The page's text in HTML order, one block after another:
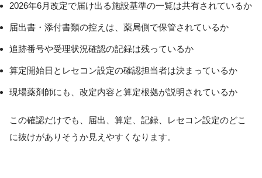
2026年6月改定で届け出る施設基準の一覧は共有されているか
届出書・添付書類の控えは、薬局側で保管されているか
追跡番号や受理状況確認の記録は残っているか
算定開始日とレセコン設定の確認担当者は決まっているか
現場薬剤師にも、改定内容と算定根拠が説明されているか
この確認だけでも、届出、算定、記録、レセコン設定のどこ
に抜けがありそうか見えやすくなります。